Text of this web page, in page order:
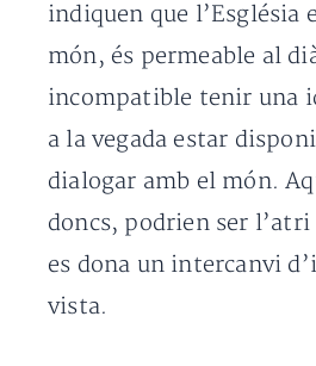
indiquen que l’Església
món, és permeable al
incompatible tenir una
a la vegada estar
dialogar amb el món.
doncs, podrien ser
es dona un intercanvi
vista.